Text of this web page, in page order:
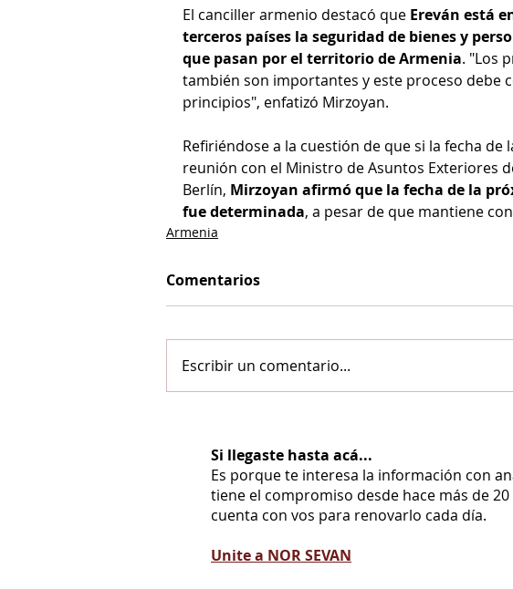
El canciller armenio destacó que Ereván está
terceros países la seguridad de bienes y
que pasan por el territorio de Armenia. "Los
también son importantes y este proceso debe
principios", enfatizó Mirzoyan.
Refiriéndose a la cuestión de que si la fecha
reunión con el Ministro de Asuntos Exteriores
Berlín, Mirzoyan afirmó que la fecha de la
fue determinada, a pesar de que mantiene
Armenia
Comentarios
Escribir un comentario...
Si llegaste hasta acá...
Es porque te interesa la información con
tiene el compromiso desde hace más de
cuenta con vos para renovarlo cada día.
Unite a NOR SEVAN